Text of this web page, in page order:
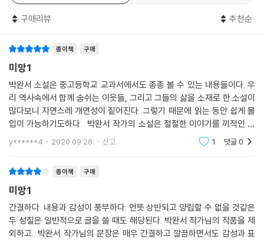
으로 묶여 공개됐다. 「박완서 소설전집 결정판」은 2011년 10월 20일 작가
의 팔순에 맞춰 출간할 예정이던 기획으로서, 첫 작품인 『나목』부터 독자
초 집필 시기 순(연재 시작 시기 기준)으로 모아 다듬어 선보일 방대한 기
획이었다. 한국 사회의 발자취와 변혁을 개인의 시각에서 다뤄온 박완서의
작품을 하나로 모은다는 것은, 한 작가의 작품을 모으는 의미를 넘어 한국
사회의 흐름과 변화의 맥락을 문학 안에서 집대성하는 의미 있는 작업이
다. 그러나 2011년 1월 22일, 원고를 다듬어나가던 작가가 담낭암으로 타
계한 뒤, 그간 함께해온 기획위원들과 작가의 후손들이 작가의 뜻을 이어
받아 원고를 다듬고, 일주기를 기해 출간하는 것으로 뜻을 모았다.
시절부터 청년 시절까지를 그린 자전 소설인 『그 많던 싱아는 누가 다 먹었
을까』 『그 산이 정말 거기 있었을까』를 비롯하여 마지막 장편 소설인 『그
남자네 집』 등이 포함되어 있으며, 작가의 유일한 연작 소설인 『엄마의 말
뚝』도 본 목록에 들어 있다.
구매리뷰 추천순
종이책 구매
미망1
박완서 소설은 중고등학교 교과서에서도 종종 볼 수 있는 내용들이다. 우
리 역사속에서 함께 숨쉬는 이웃들, 그리고 그들의 삶을 소재로 한 소설이
많다보니 자연스레 개연성이 짙어진다. 그렇기 때문에 읽는 동안 쉽게 몰
입이 가능하기도하다. 박완서 작가의 소설은 절절한 이야기를 끼적인 일
기장을 훔쳐보는 듯한 느낌으로 글을 읽어나갈 수 있다는 점과 등장하는
인물의 이미지는 대
y******4 2020.09.26. 신고 1 댓글0
종이책 구매
미망1
간결하다. 내용과 감성이 풍부하다. 언뜻 상반되고 양립할 수 없을 것같은
두 성질은 일반적으로 글을 쓸 때도 해당된다. 박완서 작가님의 작품을 제
외하고.. 박완서 작가님의 문장은 매우 간결하고 깔끔하면서도 감성과 표